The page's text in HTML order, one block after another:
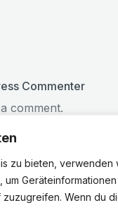
zu bieten, verwenden
Wenn du
Commenter
comment.
with